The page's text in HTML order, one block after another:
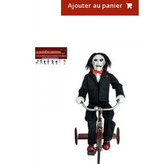
Ajouter au panier